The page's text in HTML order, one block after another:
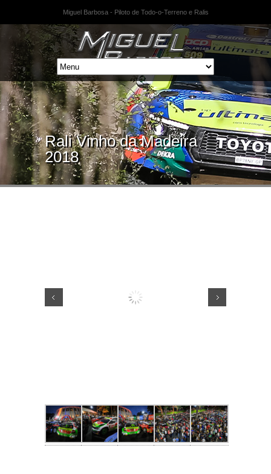
Miguel Barbosa - Piloto de Todo-o-Terreno e Ralis
Rali Vinho da Madeira
2018